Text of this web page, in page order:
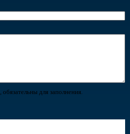
, обязательны для заполнения.